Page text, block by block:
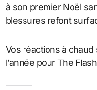
à son premier Noël
blessures refont
Vos réactions à
l’année pour The